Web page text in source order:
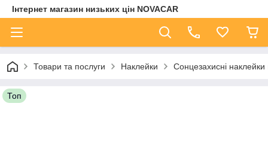
Інтернет магазин низьких цін NOVACAR
Товари та послуги Наклейки Сонцезахисні
Топ